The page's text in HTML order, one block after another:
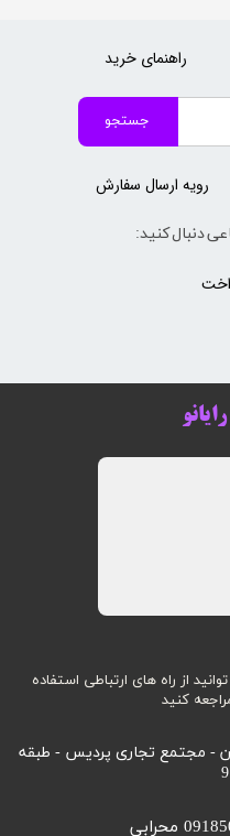
از راه های ارتباطی استفاده
کنید
- مجتمع تجاری پردیس - طبقه
جستجو
دنبال کنید:
رویه ارسال سفارش
راهنمای خرید